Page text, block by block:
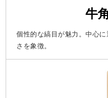
牛
個性的な縞目が魅力。中心
さを象徴。